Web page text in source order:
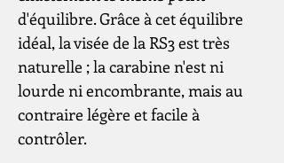
d'équilibre. Grâce à cet équilibre
idéal, la visée de la RS3 est très
naturelle ; la carabine n'est ni
lourde ni encombrante, mais au
contraire légère et facile à
contrôler.